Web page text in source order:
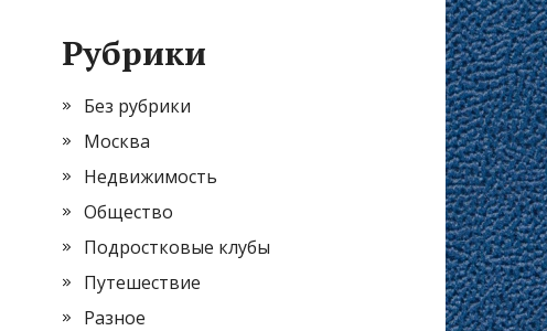
Рубрики
Без рубрики
Москва
Недвижимость
Общество
Подростковые клубы
Путешествие
Разное